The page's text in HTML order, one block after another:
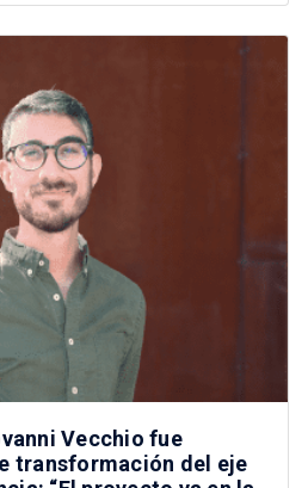
Vecchio fue
transformación del eje